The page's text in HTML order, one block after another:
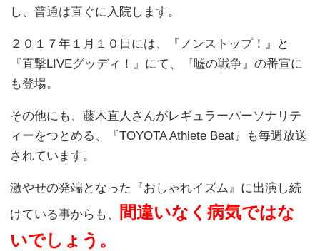
し、普通は直ぐに入院します。
２０１７年１月１０日には、『ノンストップ！』と
『直撃LIVEグッディ！』にて、『嘘の戦争』の番宣に
も登場。
その他にも、藤木直人さんがレギュラーパーソナリテ
ィーをつとめる、『TOYOTA Athlete Beat』も毎週放送
されています。
激やせの発端となった『おしゃれイズム』に出演し続
けている事からも、
間違いなく病気ではな
いでしょう。